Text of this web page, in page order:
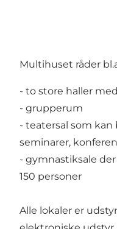
Multihuset råder
- to store haller
- grupperum
- teatersal som kan
seminarer,
- gymnastiksale
150 personer
Alle lokaler er